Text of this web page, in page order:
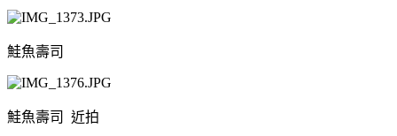
鮭魚壽司
鮭魚壽司 近拍